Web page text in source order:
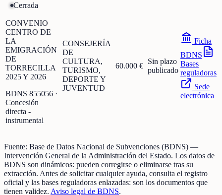
Cerrada
CONVENIO
CENTRO DE
LA
EMIGRACIÓN
DE
TORRECILLA
2025 Y 2026
BDNS 855056 ·
Concesión
directa -
instrumental
CONSEJERÍA
DE
CULTURA,
TURISMO,
DEPORTE Y
JUVENTUD
60.000 €
Sin plazo
publicado
Ficha
BDNS
Bases
reguladoras
Sede
electrónica
Fuente: Base de Datos Nacional de Subvenciones (BDNS) —
Intervención General de la Administración del Estado. Los datos de
BDNS son dinámicos: pueden corregirse o eliminarse tras su
extracción. Antes de solicitar cualquier ayuda, consulta el registro
oficial y las bases reguladoras enlazadas: son los documentos que
tienen validez. Aviso legal de BDNS.